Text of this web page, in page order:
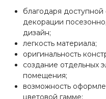
благодаря
декорации
дизайн;
легкость материала;
оригинальность
создание отдельных
помещения;
возможность
цветовой гамме;